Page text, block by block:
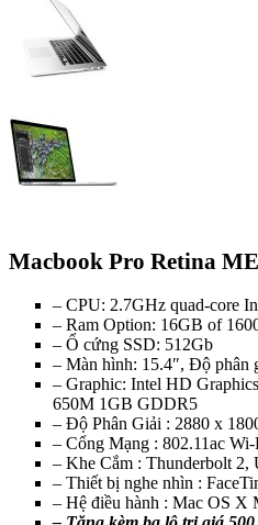
Macbook Pro Retina
– CPU: 2.7GHz quad-core
– Ram Option: 16GB of
– Ổ cứng SSD: 512Gb
– Màn hình: 15.4″, Độ phân
– Graphic: Intel HD
650M 1GB GDDR5
– Độ Phân Giải : 2880 x
– Cổng Mạng : 802.11ac
– Khe Cắm : Thunderbolt
– Thiết bị nghe nhìn :
– Hệ điều hành : Mac OS X